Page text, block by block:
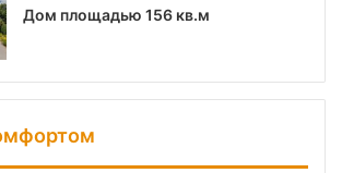
Дом площадью 156 кв.м